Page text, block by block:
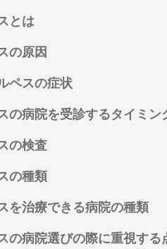
とは
の原因
ペスの症状
の病院を受診するタイミン
の検査
の種類
を治療できる病院の種類
の病院選びの際に重視する